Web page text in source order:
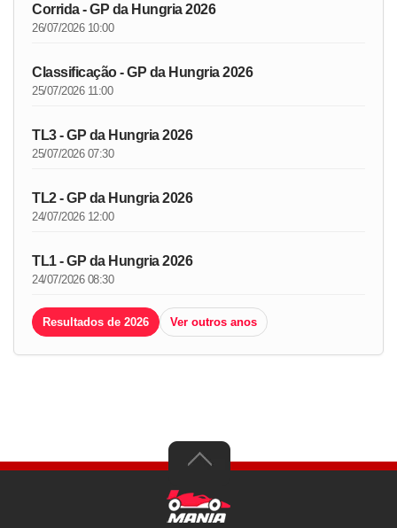
Corrida - GP da Hungria 2026
26/07/2026 10:00
Classificação - GP da Hungria 2026
25/07/2026 11:00
TL3 - GP da Hungria 2026
25/07/2026 07:30
TL2 - GP da Hungria 2026
24/07/2026 12:00
TL1 - GP da Hungria 2026
24/07/2026 08:30
Resultados de 2026 Ver outros anos